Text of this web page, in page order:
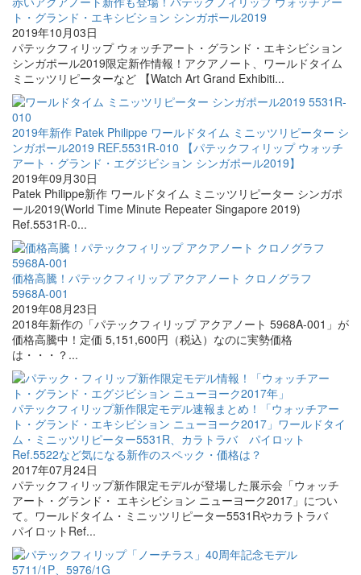
ト・グランド・エキシビション シンガポール2019
2019年10月03日
パテックフィリップ ウォッチアート・グランド・エキシビション
シンガポール2019限定新作情報！アクアノート、ワールドタイム
ミニッツリピーターなど 【Watch Art Grand Exhibiti...
2019年新作 Patek Philippe ワールドタイム ミニッツリピーター シ
ンガポール2019 REF.5531R-010 【パテックフィリップ ウォッチ
アート・グランド・エグジビション シンガポール2019】
2019年09月30日
Patek Philippe新作 ワールドタイム ミニッツリピーター シンガポ
ール2019(World Time Minute Repeater Singapore 2019)
Ref.5531R-0...
価格高騰！パテックフィリップ アクアノート クロノグラフ
5968A-001
2019年08月23日
2018年新作の「パテックフィリップ アクアノート 5968A-001」が
価格高騰中！定価 5,151,600円（税込）なのに実勢価格
は・・・？...
パテックフィリップ新作限定モデル速報まとめ！「ウォッチアー
ト・グランド・エキシビション ニューヨーク2017」ワールドタイ
ム・ミニッツリピーター5531R、カラトラバ パイロット
Ref.5522など気になる新作のスペック・価格は？
2017年07月24日
パテックフィリップ新作限定モデルが登場した展示会「ウォッチ
アート・グランド・ エキシビション ニューヨーク2017」につい
て。ワールドタイム・ミニッツリピーター5531Rやカラトラバ
パイロットRef...